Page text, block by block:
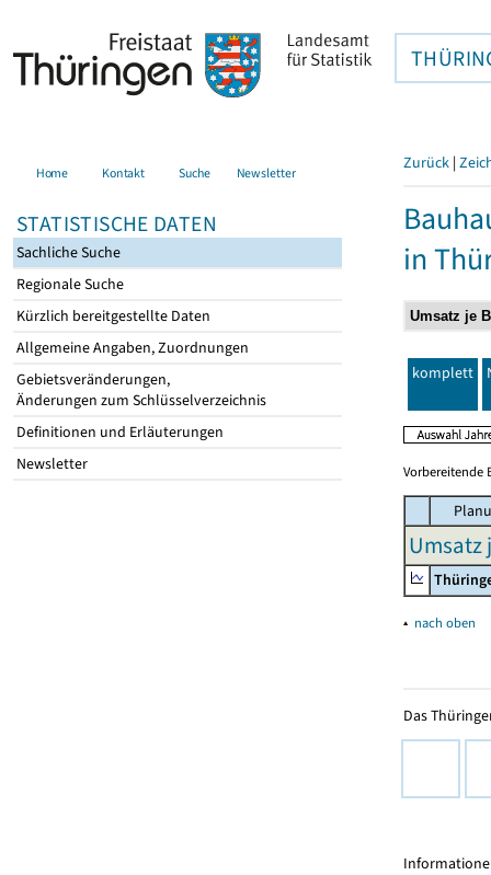
Home Kontakt Suche Newsletter
STATISTISCHE DATEN
Sachliche Suche
Regionale Suche
Kürzlich bereitgestellte Daten
Allgemeine Angaben, Zuordnungen
Gebietsveränderungen,
Änderungen zum Schlüsselverzeichnis
Definitionen und Erläuterungen
Newsletter
Zurück |
in
komplett
Vorbereitende
Umsatz
▴ nach oben
Das